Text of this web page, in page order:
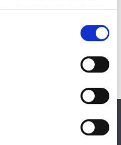
Ihrer Nutzung der Dienste
Persönliche